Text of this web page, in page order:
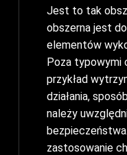
Jest to tak
obszerna jest
elementów
Poza typowymi
przykład
działania,
należy
zastosowanie